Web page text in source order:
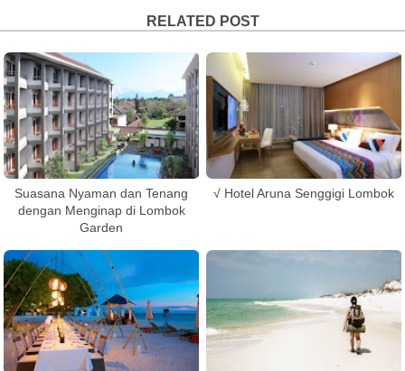
RELATED POST
Suasana Nyaman dan Tenang
dengan Menginap di Lombok
Garden
√ Hotel Aruna Senggigi Lombok